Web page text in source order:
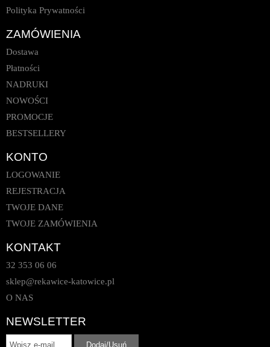
Polityka Prywatności
ZAMÓWIENIA
Dostawa
Płatności
NADRUKI
NOWOŚCI
PROMOCJE
BESTSELLERY
KONTO
LOGOWANIE
REJESTRACJA
TWOJE DANE
TWOJE ZAMÓWIENIA
KONTAKT
32 353 06 06
sklep@rekawice-katowice.pl
O NAS
NEWSLETTER